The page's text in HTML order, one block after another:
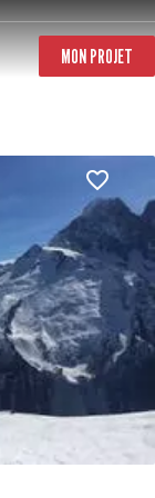
MON PROJET